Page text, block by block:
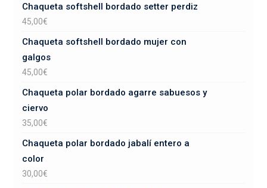
Chaqueta softshell bordado setter perdiz
45,00€
Chaqueta softshell bordado mujer con
galgos
45,00€
Chaqueta polar bordado agarre sabuesos y
ciervo
35,00€
Chaqueta polar bordado jabalí entero a
color
30,00€